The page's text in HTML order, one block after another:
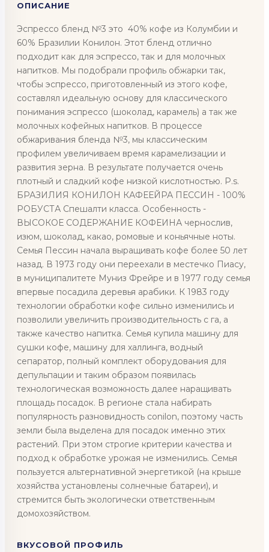
ОПИСАНИЕ
Эспрессо бленд №3 это 40% кофе из Колумбии и
60% Бразилии Конилон. Этот бленд отлично
подходит как для эспрессо, так и для молочных
напитков. Мы подобрали профиль обжарки так,
чтобы эспрессо, приготовленный из этого кофе,
составлял идеальную основу для классического
понимания эспрессо (шоколад, карамель) а так же
молочных кофейных напитков. В процессе
обжаривания бленда №3, мы классическим
профилем увеличиваем время карамелизации и
развития зерна. В результате получается очень
плотный и сладкий кофе низкой кислотностью. P.s.
БРАЗИЛИЯ КОНИЛОН КАФЕЕЙРА ПЕССИН - 100%
РОБУСТА Спешалти класса. Особенность -
ВЫСОКОЕ СОДЕРЖАНИЕ КОФЕИНА чернослив,
изюм, шоколад, какао, ромовые и коньячные ноты.
Семья Пессин начала выращивать кофе более 50 лет
назад. В 1973 году они переехали в местечко Пиасу,
в муниципалитете Муниз Фрейре и в 1977 году семья
впервые посадила деревья арабики. К 1983 году
технологии обработки кофе сильно изменились и
позволили увеличить производительность с га, а
также качество напитка. Семья купила машину для
сушки кофе, машину для халлинга, водный
сепаратор, полный комплект оборудования для
депульпации и таким образом появилась
технологическая возможность далее наращивать
площадь посадок. В регионе стала набирать
популярность разновидность conilon, поэтому часть
земли была выделена для посадок именно этих
растений. При этом строгие критерии качества и
подход к обработке урожая не изменились. Семья
пользуется альтернативной энергетикой (на крыше
хозяйства установлены солнечные батареи), и
стремится быть экологически ответственным
домохозяйством.
ВКУСОВОЙ ПРОФИЛЬ